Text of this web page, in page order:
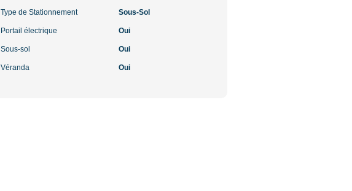
Type de Stationnement Sous-Sol
Portail électrique Oui
Sous-sol Oui
Véranda Oui